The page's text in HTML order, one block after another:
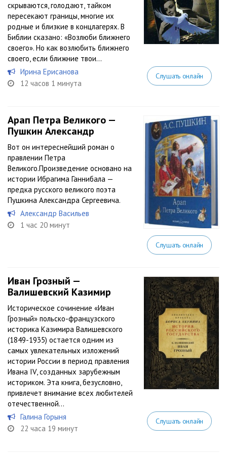
скрываются, голодают, тайком
пересекают границы, многие их
родные и близкие в концлагерях. В
Библии сказано: «Возлюби ближнего
своего». Но как возлюбить ближнего
своего, если ближние твои...
Ирина Ерисанова
12 часов 1 минута
Слушать онлайн
Арап Петра Великого —
Пушкин Александр
Вот он интереснейший роман о
правлении Петра
Великого.Произведение основано на
истории Ибрагима Ганнибала —
предка русского великого поэта
Пушкина Александра Сергеевича.
Александр Васильев
1 час 20 минут
Слушать онлайн
Иван Грозный —
Валишевский Казимир
Историческое сочинение «Иван
Грозный» польско-французского
историка Казимира Валишевского
(1849-1935) остается одним из
самых увлекательных изложений
истории России в период правления
Ивана IV, созданных зарубежным
историком. Эта книга, безусловно,
привлечет внимание всех любителей
отечественной...
Галина Горыня
22 часа 19 минут
Слушать онлайн